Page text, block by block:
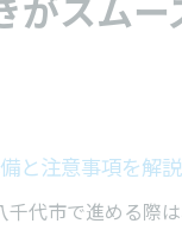
と注意事項を解説
千代市で進める際